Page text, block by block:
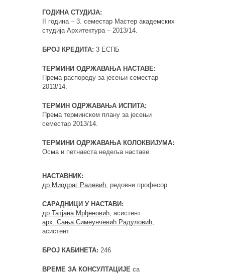
ГОДИНА СТУДИЈА:
II година – 3. семестар Мастер академских
студија Архитектура – 2013/14.
БРОЈ КРЕДИТА: 3 ЕСПБ
ТЕРМИНИ ОДРЖАВАЊА НАСТАВЕ:
Према распореду за јесењи семестар
2013/14.
ТЕРМИН ОДРЖАВАЊА ИСПИТА:
Према терминском плану за јесењи
семестар 2013/14.
ТЕРМИНИ ОДРЖАВАЊА КОЛОКВИЈУМА:
Осма и петнаеста недеља наставе
НАСТАВНИК:
др Миодраг Ралевић, редовни професор
САРАДНИЦИ У НАСТАВИ:
др Татјана Мрђеновић, асистент
арх. Сања Симеунчевић Радуловић,
асистент
БРОЈ КАБИНЕТА: 246
ВРЕМЕ ЗА КОНСУЛТАЦИЈЕ са